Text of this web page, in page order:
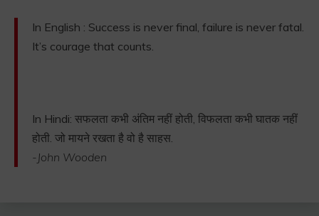
In English : Success is never final, failure is never fatal.
It’s courage that counts.
In Hindi: सफलता कभी अंतिम नहीं होती, विफलता कभी घातक नहीं
होती. जो मायने रखता है वो है साहस.
-John Wooden